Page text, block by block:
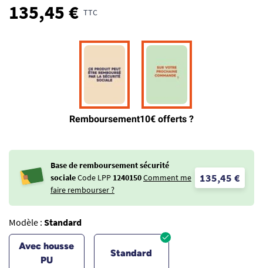
135,45 € TTC
Base de remboursement sécurité
socialeCode LPP 1240150Comment me
faire rembourser ?
135,45 €
Modèle : Standard
Avec housse
PU
Standard